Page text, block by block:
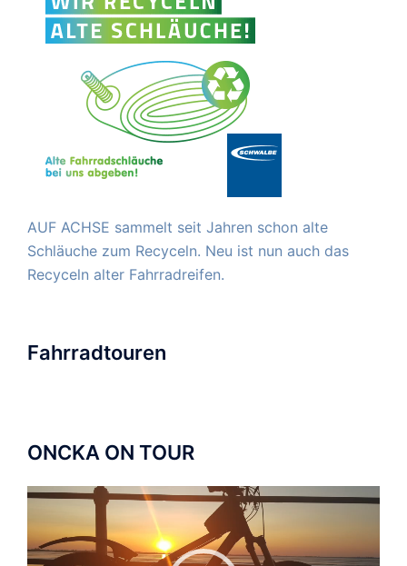
AUF ACHSE sammelt seit Jahren schon alte
Schläuche zum Recyceln. Neu ist nun auch das
Recyceln alter Fahrradreifen.
Fahrradtouren
ONCKA ON TOUR
Video-
Player